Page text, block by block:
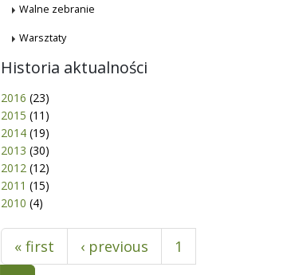
Walne zebranie
Warsztaty
Historia aktualności
2016 (23)
2015 (11)
2014(19)
2013 (30)
2012(12)
2011 (15)
2010 (4)
Pages
« first ‹ previous
1